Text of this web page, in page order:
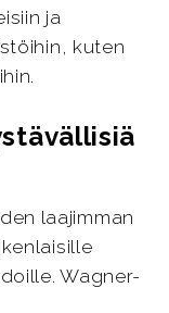
ja
kuten
laajimman
Wagner-